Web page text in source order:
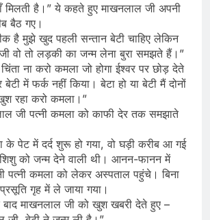
मिलती है।” ये कहते हुए माखनलाल जी अपनी
बैठ गए।
है मुझे खुद पहली सन्तान बेटी चाहिए लेकिन
वो तो लड़की का जन्म लेना बुरा समझते हैं।”
ना करो कमला जो होगा ईश्वर पर छोड़ देते
में फर्क नहीं किया। बेटा हो या बेटी मैं दोनों
रहा करो कमला।”
जी पत्नी कमला को काफी देर तक समझाते
के पेट में दर्द शुरू हो गया, वो घड़ी करीब आ गई
को जन्म देने वाली थी। आनन-फानन में
पत्नी कमला को लेकर अस्पताल पहुंचे। बिना
गृह में ले जाया गया।
बाद माखनलाल जी को खुश खबरी देते हुए –